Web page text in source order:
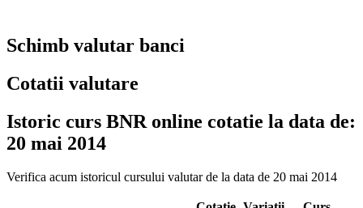
Schimb valutar banci
Cotatii valutare
Istoric curs BNR online cotatie la data de:
20 mai 2014
Verifica acum istoricul cursului valutar de la data de 20 mai 2014